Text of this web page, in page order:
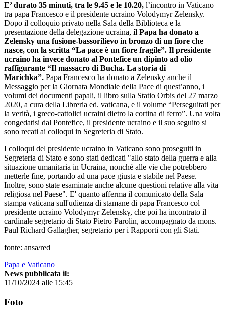
E’ durato 35 minuti, tra le 9.45 e le 10.20, l’incontro in Vaticano
tra papa Francesco e il presidente ucraino Volodymyr Zelensky.
Dopo il colloquio privato nella Sala della Biblioteca e la
presentazione della delegazione ucraina, il Papa ha donato a
Zelensky una fusione-bassorilievo in bronzo di un fiore che
nasce, con la scritta “La pace è un fiore fragile”. Il presidente
ucraino ha invece donato al Pontefice un dipinto ad olio
raffigurante “Il massacro di Bucha. La storia di
Marichka”. Papa Francesco ha donato a Zelensky anche il
Messaggio per la Giornata Mondiale della Pace di quest’anno, i
volumi dei documenti papali, il libro sulla Statio Orbis del 27 marzo
2020, a cura della Libreria ed. vaticana, e il volume “Perseguitati per
la verità, i greco-cattolici ucraini dietro la cortina di ferro”. Una volta
congedatisi dal Pontefice, il presidente ucraino e il suo seguito si
sono recati ai colloqui in Segreteria di Stato.
I colloqui del presidente ucraino in Vaticano sono proseguiti in
Segreteria di Stato e sono stati dedicati "allo stato della guerra e alla
situazione umanitaria in Ucraina, nonché alle vie che potrebbero
metterle fine, portando ad una pace giusta e stabile nel Paese.
Inoltre, sono state esaminate anche alcune questioni relative alla vita
religiosa nel Paese". E' quanto afferma il comunicato della Sala
stampa vaticana sull'udienza di stamane di papa Francesco col
presidente ucraino Volodymyr Zelensky, che poi ha incontrato il
cardinale segretario di Stato Pietro Parolin, accompagnato da mons.
Paul Richard Gallagher, segretario per i Rapporti con gli Stati.
fonte: ansa/red
Papa e Vaticano
News pubblicata il:
11/10/2024 alle 15:45
Foto